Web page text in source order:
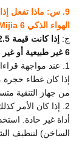
الهواء الذكي Mijia 6 غير طبيعية أو غير دقيقة؟
ج:
6 غير طبيعية أو غير دقيقة، فيرجى الرجوع إلى المعلومات التالية:
إذا كان غطاء حجرة
من جهاز التنقية
2. إذا كان الأمر
أداة غير حادة.
الساخن) لتنظيف